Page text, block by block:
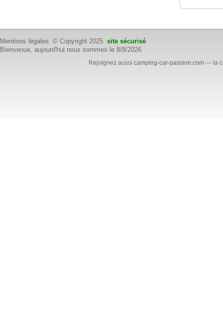
Mentions légales © Copyright 2025 site sécurisé
Bienvenue, aujourd'hui nous sommes le 8/8/2026
Rejoignez aussicamping-car-passion.com — la